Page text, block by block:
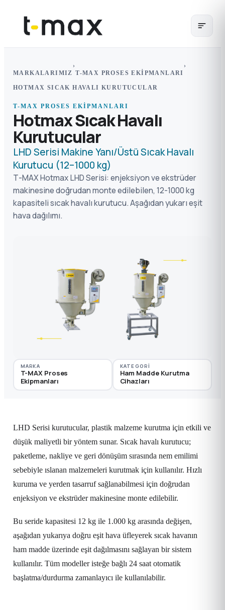
MARKALARIMIZ
›
T-MAX PROSES EKIPMANLARI
›
HOTMAX SICAK HAVALI KURUTUCULAR
T-MAX PROSES EKIPMANLARI
Hotmax Sıcak Havalı
Kurutucular
LHD Serisi Makine Yanı/Üstü Sıcak Havalı
Kurutucu (12–1000 kg)
T-MAX Hotmax LHD Serisi: enjeksiyon ve ekstrüder
makinesine doğrudan monte edilebilen, 12-1000 kg
kapasiteli sıcak havalı kurutucu. Aşağıdan yukarı eşit
hava dağılımı.
MARKA
T-MAX Proses
Ekipmanları
KATEGORI
Ham Madde Kurutma
Cihazları
LHD Serisi kurutucular, plastik malzeme kurutma için etkili ve
düşük maliyetli bir yöntem sunar. Sıcak havalı kurutucu;
paketleme, nakliye ve geri dönüşüm sırasında nem emilimi
sebebiyle ıslanan malzemeleri kurutmak için kullanılır. Hızlı
kuruma ve yerden tasarruf sağlanabilmesi için doğrudan
enjeksiyon ve ekstrüder makinesine monte edilebilir.
Bu seride kapasitesi 12 kg ile 1.000 kg arasında değişen,
aşağıdan yukarıya doğru eşit hava üfleyerek sıcak havanın
ham madde üzerinde eşit dağılmasını sağlayan bir sistem
kullanılır. Tüm modeller isteğe bağlı 24 saat otomatik
başlatma/durdurma zamanlayıcı ile kullanılabilir.